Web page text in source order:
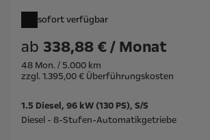
sofort verfügbar
ab 338,88 € / Monat
48 Mon. / 5.000 km
zzgl. 1.395,00 € Überführungskosten
1.5 Diesel, 96 kW (130 PS), S/S
Diesel - 8-Stufen-Automatikgetriebe